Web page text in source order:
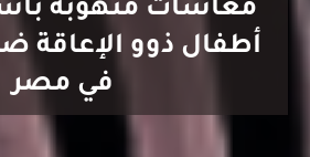
معاشات منهوبة
أطفال ذوو الإعاقة
في مصر
مرر للأسفل